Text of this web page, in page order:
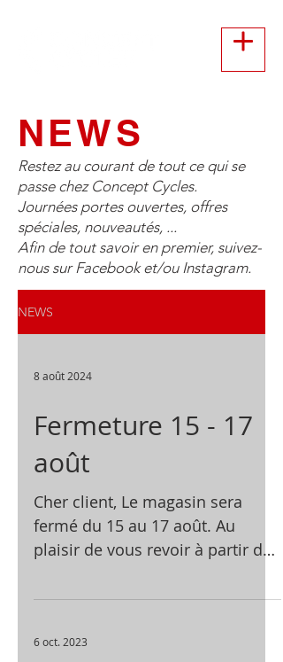
NEWS
Restez au courant de tout ce qui se
passe chez Concept Cycles.
Journées portes ouvertes, offres
spéciales, nouveautés, ...
Afin de tout savoir en premier, suivez-
nous sur Facebook et/ou Instagram.
NEWS
8 août 2024
Fermeture 15 - 17
août
Cher client, Le magasin sera
fermé du 15 au 17 août. Au
plaisir de vous revoir à partir du
6 oct. 2023